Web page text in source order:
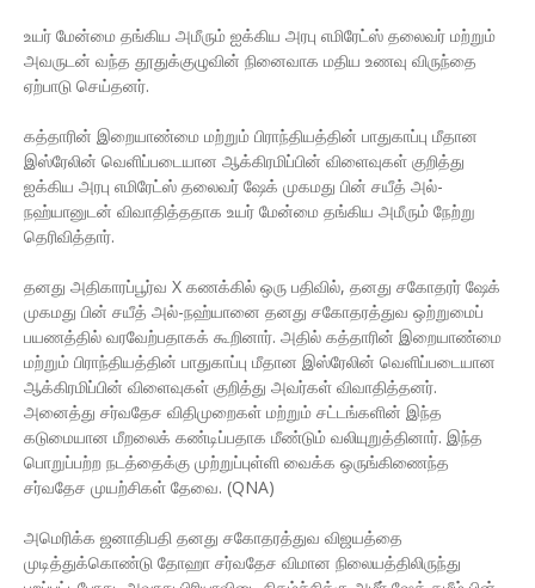
உயர் மேன்மை தங்கிய அமீரும் ஐக்கிய அரபு எமிரேட்ஸ் தலைவர் மற்றும்
அவருடன் வந்த தூதுக்குழுவின் நினைவாக மதிய உணவு விருந்தை
ஏற்பாடு செய்தனர்.
கத்தாரின் இறையாண்மை மற்றும் பிராந்தியத்தின் பாதுகாப்பு மீதான
இஸ்ரேலின் வெளிப்படையான ஆக்கிரமிப்பின் விளைவுகள் குறித்து
ஐக்கிய அரபு எமிரேட்ஸ் தலைவர் ஷேக் முகமது பின் சயீத் அல்-
நஹ்யானுடன் விவாதித்ததாக உயர் மேன்மை தங்கிய அமீரும் நேற்று
தெரிவித்தார்.
தனது அதிகாரப்பூர்வ X கணக்கில் ஒரு பதிவில், தனது சகோதரர் ஷேக்
முகமது பின் சயீத் அல்-நஹ்யானை தனது சகோதரத்துவ ஒற்றுமைப்
பயணத்தில் வரவேற்பதாகக் கூறினார். அதில் கத்தாரின் இறையாண்மை
மற்றும் பிராந்தியத்தின் பாதுகாப்பு மீதான இஸ்ரேலின் வெளிப்படையான
ஆக்கிரமிப்பின் விளைவுகள் குறித்து அவர்கள் விவாதித்தனர்.
அனைத்து சர்வதேச விதிமுறைகள் மற்றும் சட்டங்களின் இந்த
கடுமையான மீறலைக் கண்டிப்பதாக மீண்டும் வலியுறுத்தினார். இந்த
பொறுப்பற்ற நடத்தைக்கு முற்றுப்புள்ளி வைக்க ஒருங்கிணைந்த
சர்வதேச முயற்சிகள் தேவை. (QNA)
அமெரிக்க ஜனாதிபதி தனது சகோதரத்துவ விஜயத்தை
முடித்துக்கொண்டு தோஹா சர்வதேச விமான நிலையத்திலிருந்து